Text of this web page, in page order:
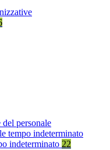
personale
tempo indeterminato
indeterminato 22